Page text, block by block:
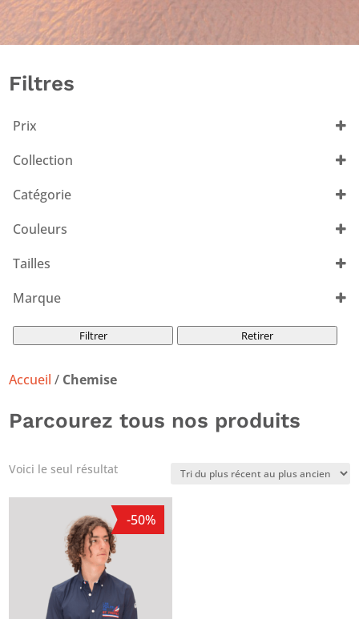
Filtres
Prix
Collection
Catégorie
Couleurs
Tailles
Marque
Filtrer
Retirer
Accueil / Chemise
Parcourez tous nos produits
Voici le seul résultat
-50%